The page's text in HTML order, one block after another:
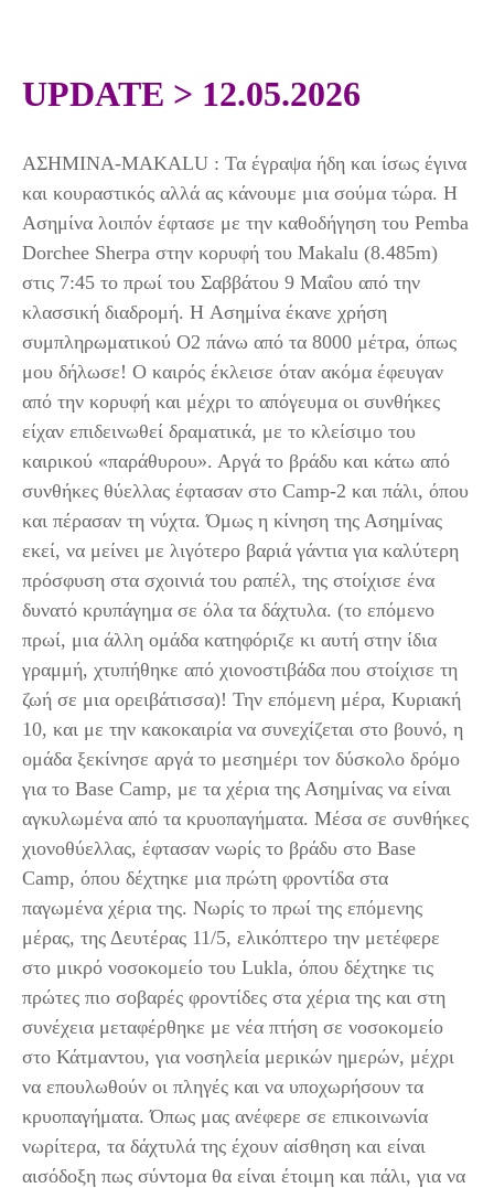
UPDATE > 12.05.2026
ΑΣΗΜΙΝΑ-MAKALU : Τα έγραψα ήδη και ίσως έγινα
και κουραστικός αλλά ας κάνουμε μια σούμα τώρα. Η
Ασημίνα λοιπόν έφτασε με την καθοδήγηση του Pemba
Dorchee Sherpa στην κορυφή του Makalu (8.485m)
στις 7:45 το πρωί του Σαββάτου 9 Μαΐου από την
κλασσική διαδρομή. H Ασημίνα έκανε χρήση
συμπληρωματικού Ο2 πάνω από τα 8000 μέτρα, όπως
μου δήλωσε! Ο καιρός έκλεισε όταν ακόμα έφευγαν
από την κορυφή και μέχρι το απόγευμα οι συνθήκες
είχαν επιδεινωθεί δραματικά, με το κλείσιμο του
καιρικού «παράθυρου». Αργά το βράδυ και κάτω από
συνθήκες θύελλας έφτασαν στο Camp-2 και πάλι, όπου
και πέρασαν τη νύχτα. Όμως η κίνηση της Ασημίνας
εκεί, να μείνει με λιγότερο βαριά γάντια για καλύτερη
πρόσφυση στα σχοινιά του ραπέλ, της στοίχισε ένα
δυνατό κρυπάγημα σε όλα τα δάχτυλα. (το επόμενο
πρωί, μια άλλη ομάδα κατηφόριζε κι αυτή στην ίδια
γραμμή, χτυπήθηκε από χιονοστιβάδα που στοίχισε τη
ζωή σε μια ορειβάτισσα)! Την επόμενη μέρα, Κυριακή
10, και με την κακοκαιρία να συνεχίζεται στο βουνό, η
ομάδα ξεκίνησε αργά το μεσημέρι τον δύσκολο δρόμο
για το Base Camp, με τα χέρια της Ασημίνας να είναι
αγκυλωμένα από τα κρυοπαγήματα. Μέσα σε συνθήκες
χιονοθύελλας, έφτασαν νωρίς το βράδυ στο Base
Camp, όπου δέχτηκε μια πρώτη φροντίδα στα
παγωμένα χέρια της. Νωρίς το πρωί της επόμενης
μέρας, της Δευτέρας 11/5, ελικόπτερο την μετέφερε
στο μικρό νοσοκομείο του Lukla, όπου δέχτηκε τις
πρώτες πιο σοβαρές φροντίδες στα χέρια της και στη
συνέχεια μεταφέρθηκε με νέα πτήση σε νοσοκομείο
στο Κάτμαντου, για νοσηλεία μερικών ημερών, μέχρι
να επουλωθούν οι πληγές και να υποχωρήσουν τα
κρυοπαγήματα. Όπως μας ανέφερε σε επικοινωνία
νωρίτερα, τα δάχτυλά της έχουν αίσθηση και είναι
αισόδοξη πως σύντομα θα είναι έτοιμη και πάλι, για να